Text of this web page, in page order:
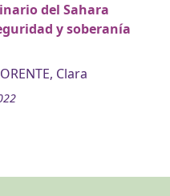
del Sahara
y soberanía
Clara